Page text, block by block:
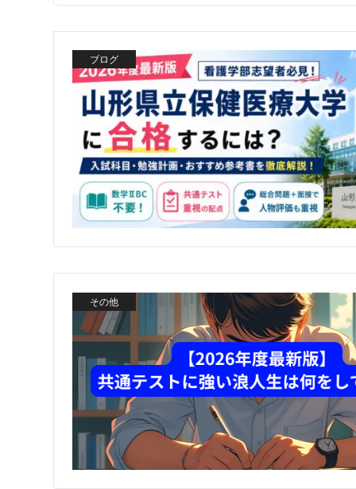
ブログ
その他